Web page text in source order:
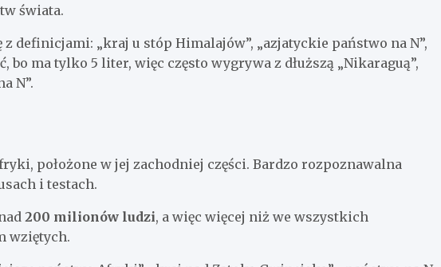
świata.
definicjami: „kraj u stóp Himalajów”, „azjatyckie państwo na N”,
bo ma tylko 5 liter, więc często wygrywa z dłuższą „Nikaraguą”,
N”.
położone w jej zachodniej części. Bardzo rozpoznawalna
i testach.
200 milionów ludzi, a więc więcej niż we wszystkich
wziętych.